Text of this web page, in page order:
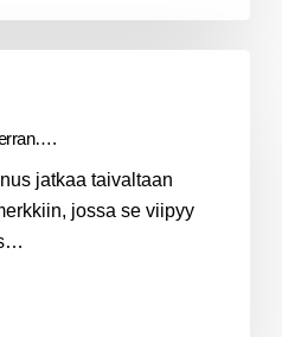
jatkaa taivaltaan
jossa se viipyy